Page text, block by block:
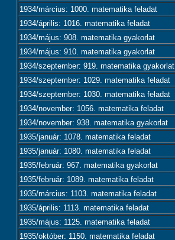
1934/március: 1000. matematika feladat
1934/április: 1016. matematika feladat
1934/május: 908. matematika gyakorlat
1934/május: 910. matematika gyakorlat
1934/szeptember: 919. matematika gyakorlat
1934/szeptember: 1029. matematika feladat
1934/szeptember: 1030. matematika feladat
1934/november: 1056. matematika feladat
1934/november: 938. matematika gyakorlat
1935/január: 1078. matematika feladat
1935/január: 1080. matematika feladat
1935/február: 967. matematika gyakorlat
1935/február: 1089. matematika feladat
1935/március: 1103. matematika feladat
1935/április: 1113. matematika feladat
1935/május: 1125. matematika feladat
1935/október: 1150. matematika feladat